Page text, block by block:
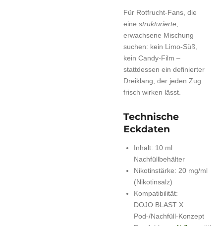
Für Rotfrucht-Fans, die
eine strukturierte
erwachsene Mischung
suchen: kein Limo-Süß,
kein Candy-Film –
stattdessen ein definierter
Dreiklang, der jeden Zug
frisch wirken lässt.
Technische
Eckdaten
Inhalt: 10 ml
Nachfüllbehälter
Nikotinstärke: 20 mg/ml
(Nikotinsalz)
Kompatibilität:
DOJO BLAST X
Pod-/Nachfüll-Konzept